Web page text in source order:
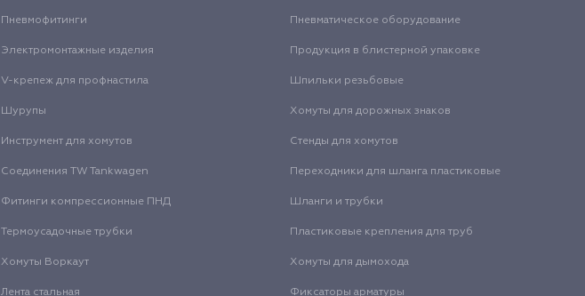
Пневмофитинги Пневматическое оборудование
Электромонтажные изделия Продукция в блистерной упаковке
V-крепеж для профнастила Шпильки резьбовые
Шурупы Хомуты для дорожных знаков
Инструмент для хомутов Стенды для хомутов
Соединения TW Tankwagen Переходники для шланга пластиковые
Фитинги компрессионные ПНД Шланги и трубки
Термоусадочные трубки Пластиковые крепления для труб
Хомуты Воркаут Хомуты для дымохода
Лента стальная Фиксаторы арматуры